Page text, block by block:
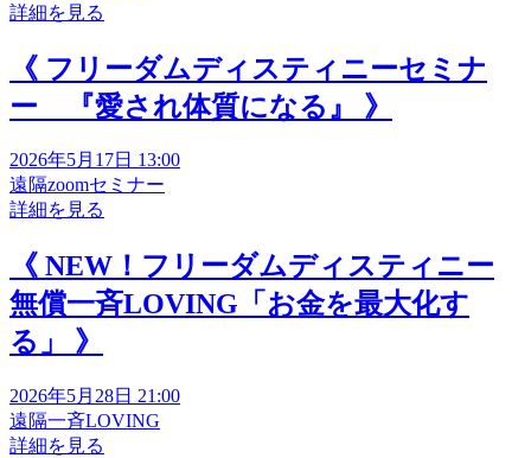
詳細を見る
《 フリーダムディスティニーセミナ
ー 『愛され体質になる』 》
2026年5月17日 13:00
遠隔zoomセミナー
詳細を見る
《 NEW！フリーダムディスティニー
無償一斉LOVING「お金を最大化す
る」 》
2026年5月28日 21:00
遠隔一斉LOVING
詳細を見る